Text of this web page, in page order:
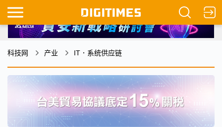
科技网 产业 IT．系统供应链